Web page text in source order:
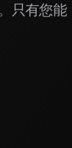
只有您能